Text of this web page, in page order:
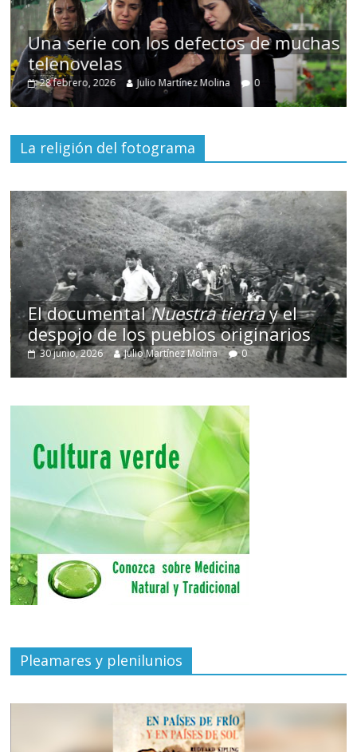
Una serie con los defectos de muchas
telenovelas
28 febrero, 2026 Julio Martínez Molina 0
La religión del fotograma
El documentalNuestra tierray el
despojo de los pueblos originarios
30 junio, 2026 Julio Martínez Molina 0
Pleamares y plenilunios